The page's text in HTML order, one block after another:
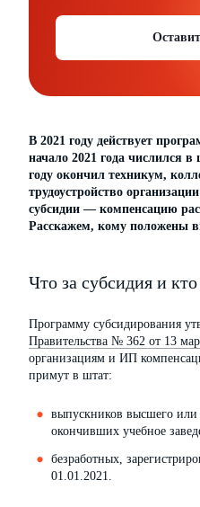
В 2021 году действует
начало 2021 года числился в
году окончил техникум,
трудоустройство
субсидии — компенсацию
Расскажем, кому положены
Что за субсидия и
Программу субсидирования
Правительства № 362 от 13
организациям и ИП
примут в штат:
выпускников высшего или
окончивших учебное
безработных,
01.01.2021.